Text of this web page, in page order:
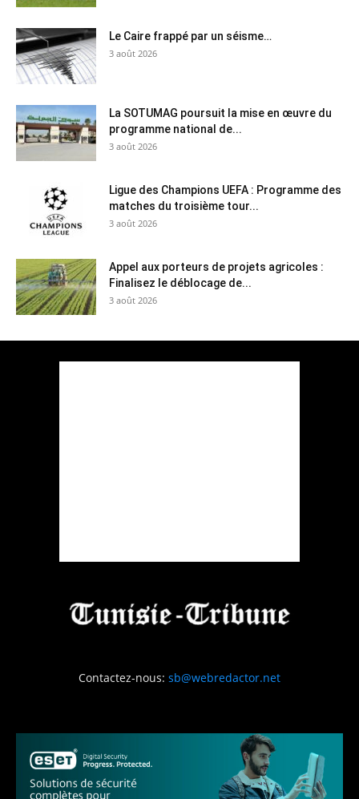
Le Caire frappé par un séisme…
3 août 2026
La SOTUMAG poursuit la mise en œuvre du
programme national de...
3 août 2026
Ligue des Champions UEFA : Programme des
matches du troisième tour...
3 août 2026
Appel aux porteurs de projets agricoles :
Finalisez le déblocage de...
3 août 2026
Contactez-nous: sb@webredactor.net